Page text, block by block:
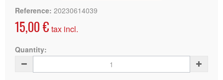
Reference: 20230614039
15,00 € tax incl.
Quantity: